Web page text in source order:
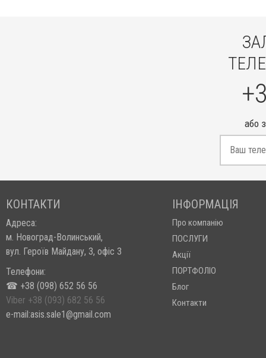
або
КОНТАКТИ
Адреса:
м. Новоград-Волинський,
вул. Героїв Майдану, 3, офіс 3
Телефони:
☎ +38 (098) 652 56 56
Viber +38 (093) 682 56 56
e-mail:asis.sale1@gmail.com
ІНФОРМАЦІЯ
Про компанію
ПОСЛУГИ
Акції
ПОРТФОЛІО
Блог
Контакти